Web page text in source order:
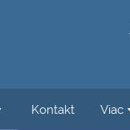
Kontakt Viac